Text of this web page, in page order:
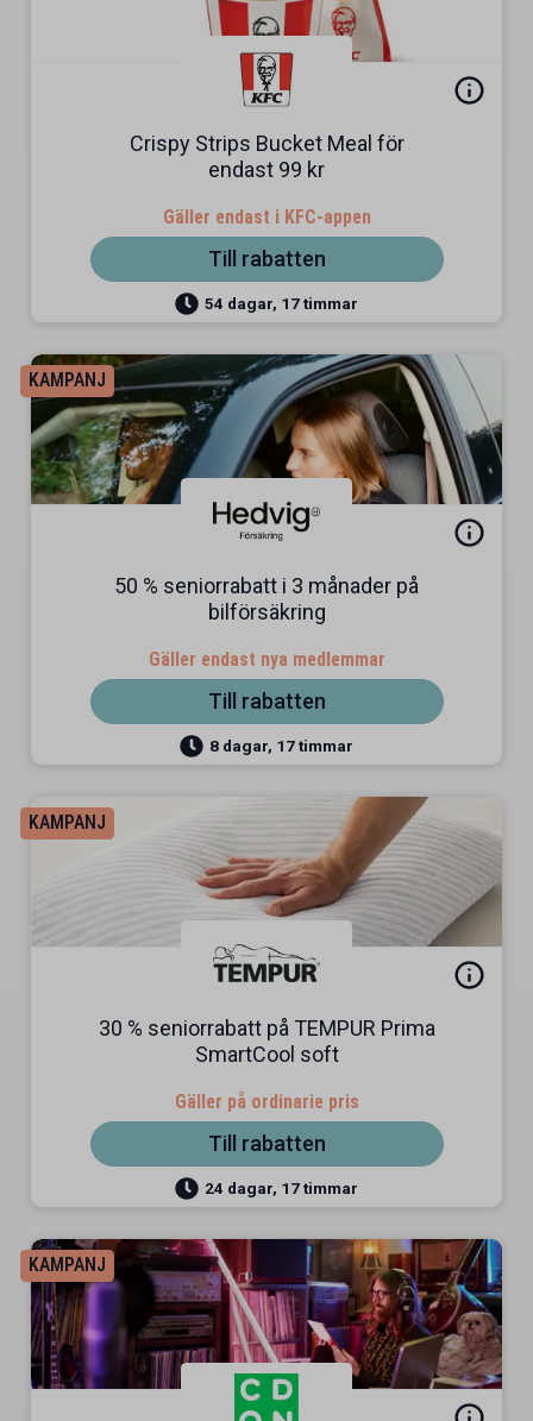
Crispy Strips Bucket Meal för
endast 99 kr
Gäller endast i KFC-appen
Till rabatten
54 dagar, 17 timmar
KAMPANJ
50 % seniorrabatt i 3 månader på
bilförsäkring
Gäller endast nya medlemmar
Till rabatten
8 dagar, 17 timmar
KAMPANJ
30 % seniorrabatt på TEMPUR Prima
SmartCool soft
Gäller på ordinarie pris
Till rabatten
24 dagar, 17 timmar
KAMPANJ